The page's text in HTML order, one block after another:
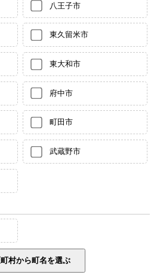
八王子市
東久留米市
東大和市
府中市
町田市
武蔵野市